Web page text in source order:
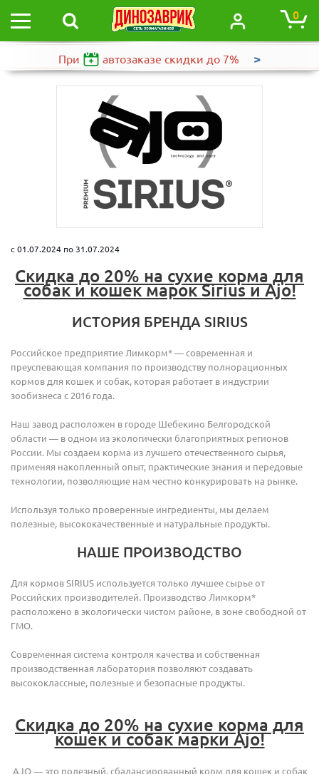
0
При автозаказе скидки до 7% >
c 01.07.2024 по 31.07.2024
Скидка до 20% на сухие корма для
собак и кошек марок Sirius и Ajo!
ИСТОРИЯ БРЕНДА SIRIUS
Российское предприятие Лимкорм* — современная и
преуспевающая компания по производству полнорационных
кормов для кошек и собак, которая работает в индустрии
зообизнеса с 2016 года.
Наш завод расположен в городе Шебекино Белгородской
области — в одном из экологически благоприятных регионов
России. Мы создаем корма из лучшего отечественного сырья,
применяя накопленный опыт, практические знания и передовые
технологии, позволяющие нам честно конкурировать на рынке.
Используя только проверенные ингредиенты, мы делаем
полезные, высококачественные и натуральные продукты.
НАШЕ ПРОИЗВОДСТВО
Для кормов SIRIUS используется только лучшее сырье от
Российских производителей. Производство Лимкорм*
расположено в экологически чистом районе, в зоне свободной от
ГМО.
Современная система контроля качества и собственная
производственная лаборатория позволяют создавать
высококлассные, полезные и безопасные продукты.
Скидка до 20% на сухие корма для
кошек и собак марки Ajo!
AJO — это полезный, сбалансированный корм для кошек и собак